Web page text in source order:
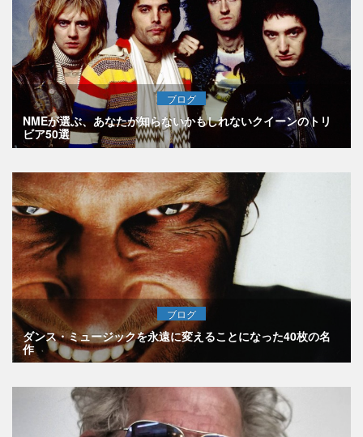
ブログ
NMEが選ぶ、あなたが知らないかもしれないクイーンのトリ
ビア50選
ブログ
ダンス・ミュージックを永遠に変えることになった40枚の名
作